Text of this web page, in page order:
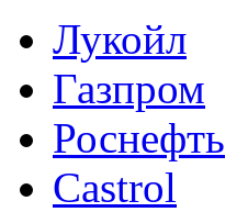
Лукойл
Газпром
Роснефть
Castrol